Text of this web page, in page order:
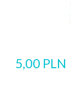
5,00 PLN